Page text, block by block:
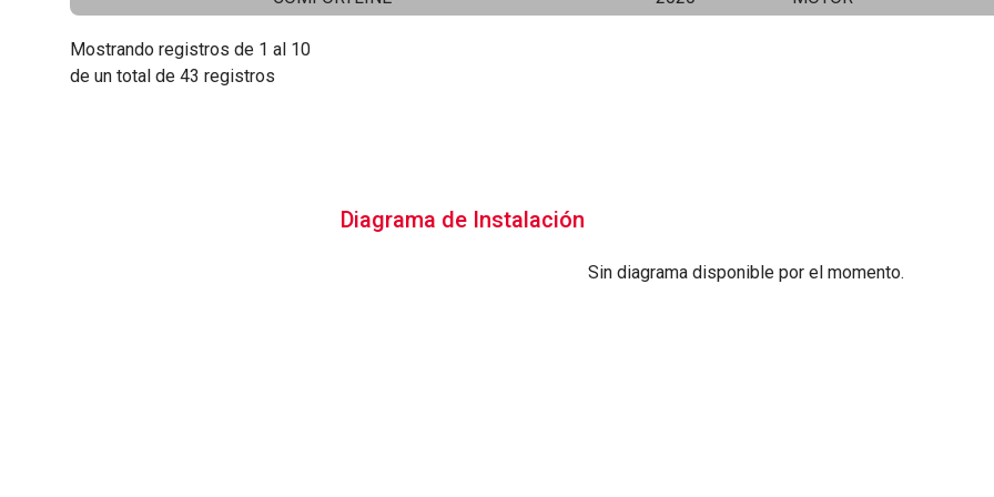
Mostrando registros de 1 al 10
de un total de 43 registros
Diagrama de Instalación
Sin diagrama disponible por el momento.